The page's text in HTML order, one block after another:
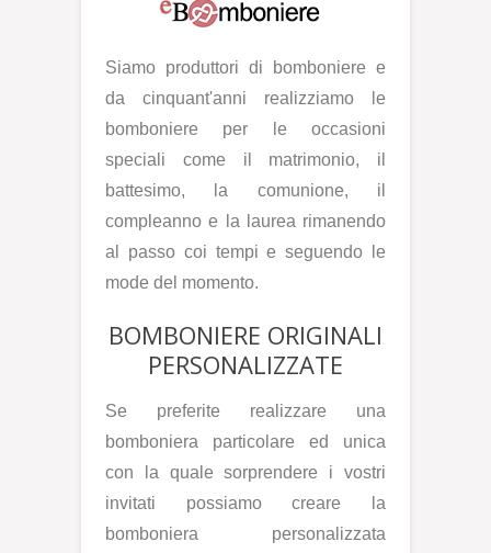
Siamo produttori di bomboniere e
da cinquant'anni realizziamo le
bomboniere per le occasioni
speciali come il matrimonio, il
battesimo, la comunione, il
compleanno e la laurea rimanendo
al passo coi tempi e seguendo le
mode del momento.
BOMBONIERE ORIGINALI
PERSONALIZZATE
Se preferite realizzare una
bomboniera particolare ed unica
con la quale sorprendere i vostri
invitati possiamo creare la
bomboniera personalizzata